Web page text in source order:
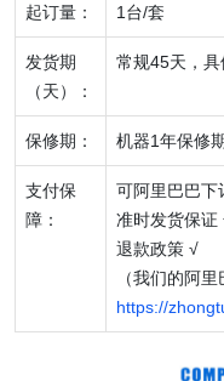
起订量： 1台/套
发货期
（天）：
常规45天，具
保修期： 机器1年保修
支付保
障：
可阿里巴巴下
准时发货保证
退款政策 √
（我们的阿
https://